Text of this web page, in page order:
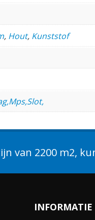
, Hout, Kunststof
van 2200 m2,
INFORMATIE